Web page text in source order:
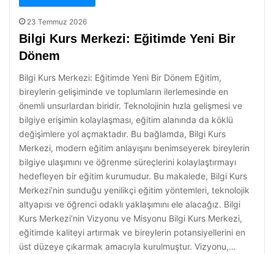
23 Temmuz 2026
Bilgi Kurs Merkezi: Eğitimde Yeni Bir
Dönem
Bilgi Kurs Merkezi: Eğitimde Yeni Bir Dönem Eğitim,
bireylerin gelişiminde ve toplumların ilerlemesinde en
önemli unsurlardan biridir. Teknolojinin hızla gelişmesi ve
bilgiye erişimin kolaylaşması, eğitim alanında da köklü
değişimlere yol açmaktadır. Bu bağlamda, Bilgi Kurs
Merkezi, modern eğitim anlayışını benimseyerek bireylerin
bilgiye ulaşımını ve öğrenme süreçlerini kolaylaştırmayı
hedefleyen bir eğitim kurumudur. Bu makalede, Bilgi Kurs
Merkezi’nin sunduğu yenilikçi eğitim yöntemleri, teknolojik
altyapısı ve öğrenci odaklı yaklaşımını ele alacağız. Bilgi
Kurs Merkezi’nin Vizyonu ve Misyonu Bilgi Kurs Merkezi,
eğitimde kaliteyi artırmak ve bireylerin potansiyellerini en
üst düzeye çıkarmak amacıyla kurulmuştur. Vizyonu,…